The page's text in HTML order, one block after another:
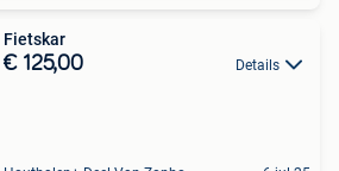
Fietskar
€ 125,00 Details